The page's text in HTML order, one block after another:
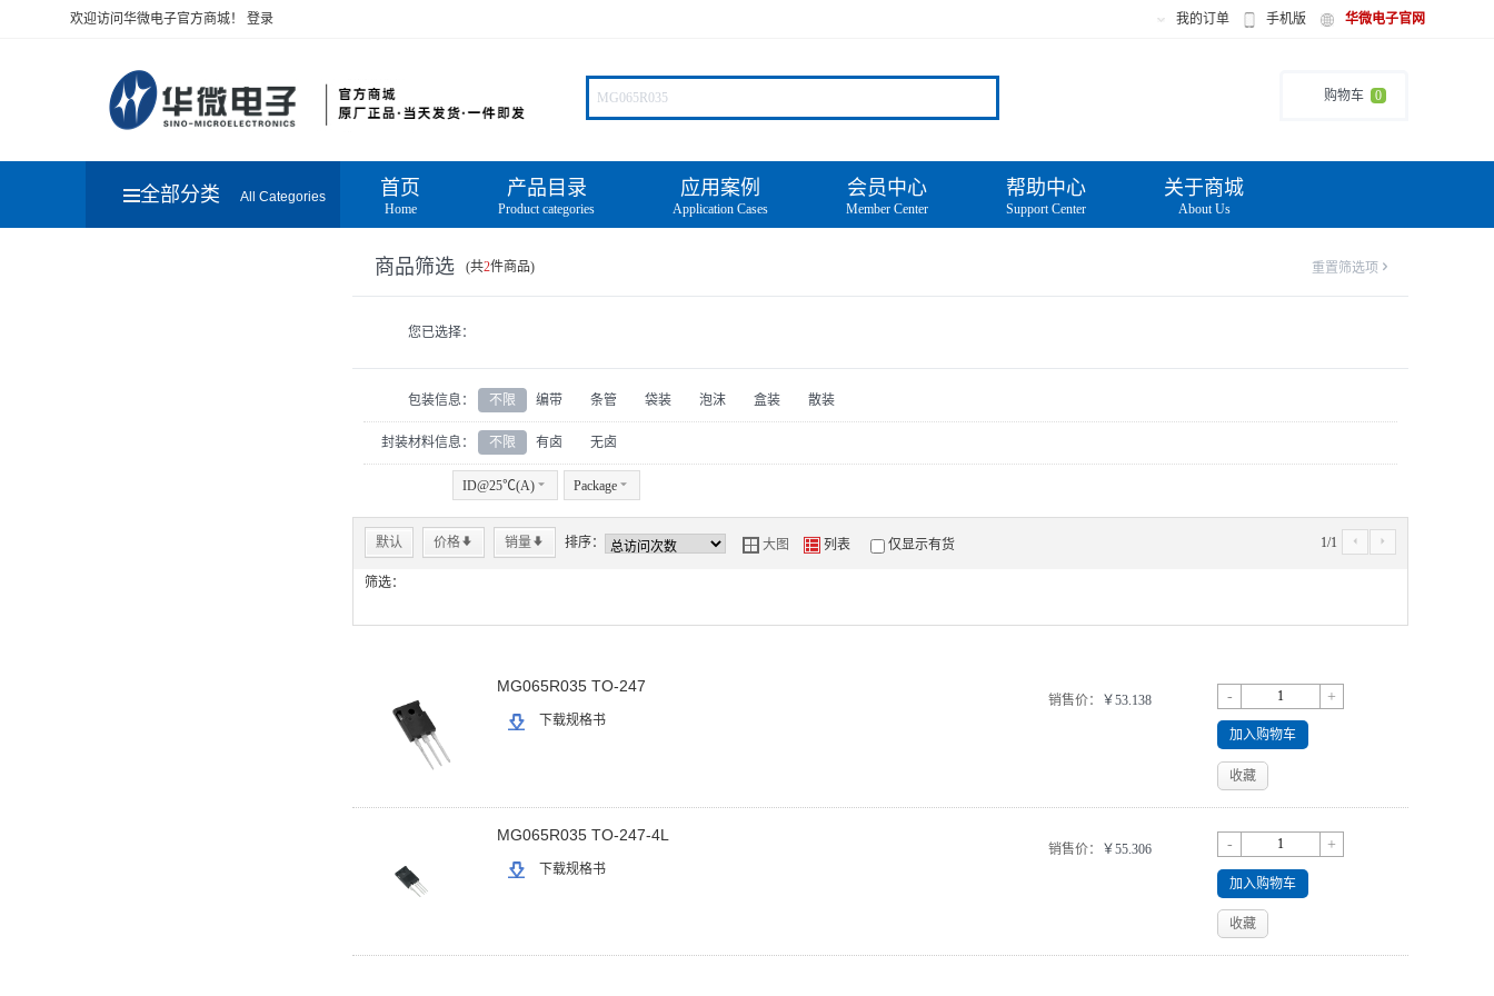
欢迎访问华微电子官方商城！ 登录 我的订单 手机版 华微电子官网
购物车 0
全部分类 All Categories 首页
Home
产品目录
Product categories
应用案例
Application Cases
会员中心
Member Center
帮助中心
Support Center
关于商城
About Us
商品筛选 (共2件商品) 重置筛选项 '
您已选择：
包装信息： 不限 编带 条管 袋装 泡沫 盒装 散装
封装材料信息： 不限 有卤 无卤
ID@25℃(A) 6 Package 6
默认 价格* 销量* 排序： Y 大图 Z 列表 仅显示有货 1/1 4 5
筛选：
- +
加入购物车
收藏
销售价： ￥53.138
MG065R035 TO-247
下载规格书
- +
加入购物车
收藏
销售价： ￥55.306
MG065R035 TO-247-4L
下载规格书